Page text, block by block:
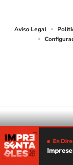
Aviso Legal
En